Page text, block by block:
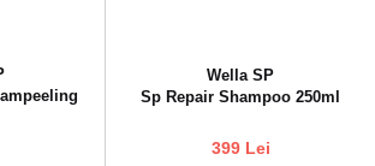
Wella SP
Sp Repair Shampoo 250ml
399 Lei